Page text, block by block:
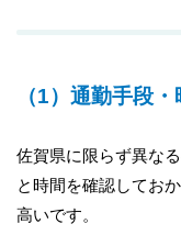
（1）通勤手段・
佐賀県に限らず異な
と時間を確認してお
高いです。